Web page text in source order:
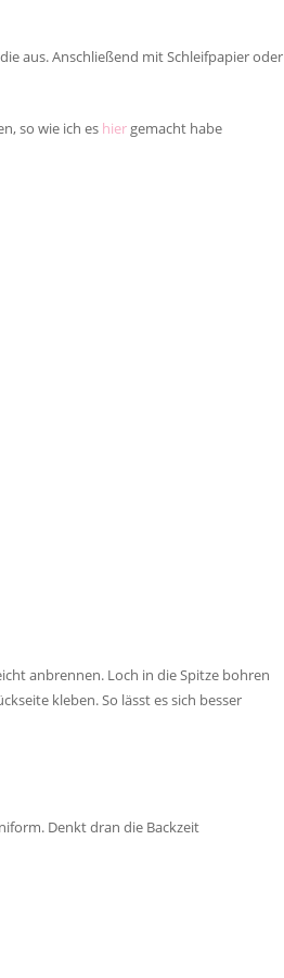
aus. Anschließend mit Schleifpapier oder
so wie ich es hier gemacht habe
anbrennen. Loch in die Spitze bohren
kleben. So lässt es sich besser
Denkt dran die Backzeit